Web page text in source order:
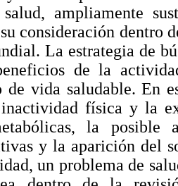
ampliamente
consideración dentro
La estrategia de
de la
de vida saludable. En
física y la
la
y la aparición del
un problema de